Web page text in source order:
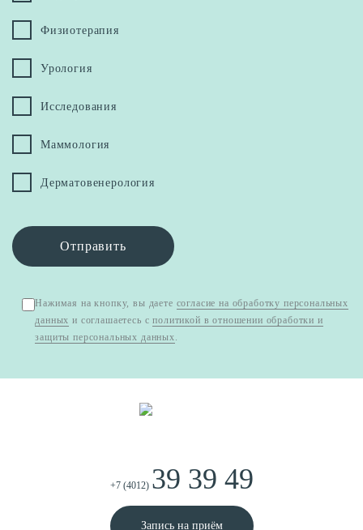
Физиотерапия
Урология
Исследования
Маммология
Дерматовенерология
Отправить
Нажимая на кнопку, вы даете согласие на обработку персональных
данных и соглашаетесь сполитикой в отношении обработки и
защиты персональных данных
+7 (4012) 39 39 49
Запись на приём